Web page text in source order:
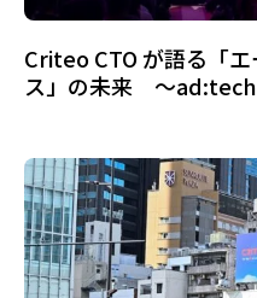
Criteo CTO が語る「
ス」の未来 ～